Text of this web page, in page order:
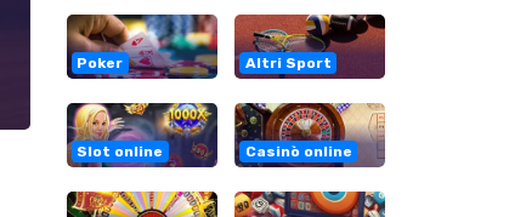
Poker Altri Sport
Slot online Casinò online